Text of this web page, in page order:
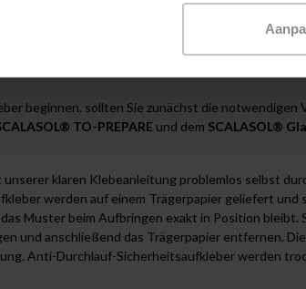
beginnen, sollten Sie zunächst die notwendigen
TO-PREPARE und dem SCALASOL®
klaren Klebeanleitung problemlos selbst
werden auf einem Trägerpapier geliefert und
Muster beim Aufbringen exakt in Position bleibt.
und anschließend das Trägerpapier entfernen.
Anti-Durchlauf-Sicherheitsaufkleber werden